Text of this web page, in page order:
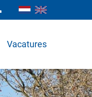
Vacatures